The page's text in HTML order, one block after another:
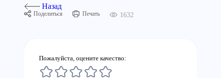
Назад
Поделиться Печать 1632
Пожалуйста, оцените качество: